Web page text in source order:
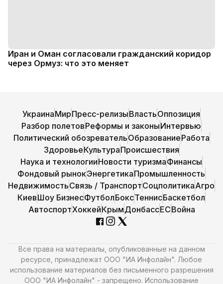
Иран и Оман согласовали гражданский коридор
через Ормуз: что это меняет
УкраинаМирПресс-релизыВластьОппозиция
Разбор полетовРеформы и законыИнтервью
Политический обозревательОбразованиеРабота
ЗдоровьеКультураПроисшествия
Наука и технологииНовости туризмаФинансы
Фондовый рынокЭнергетикаПромышленность
НедвижимостьСвязь / ТранспортСоцполитикаАгро
КиевШоу БизнесФутболБоксТеннисБаскетбол
АвтоспортХоккейКрымДонбассЕСВойна
Все права на материалы, опубликованные на данном
ресурсе, принадлежат ООО "ИА Инфолайн". Любое
использование материалов без письменного разрешения
ООО "ИА Инфолайн" - запрещено. Использование